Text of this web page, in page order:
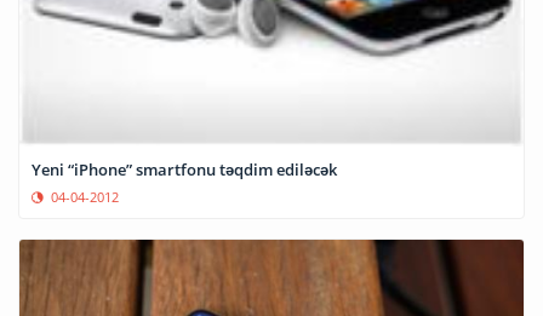
Yeni “iPhone” smartfonu təqdim ediləcək
04-04-2012